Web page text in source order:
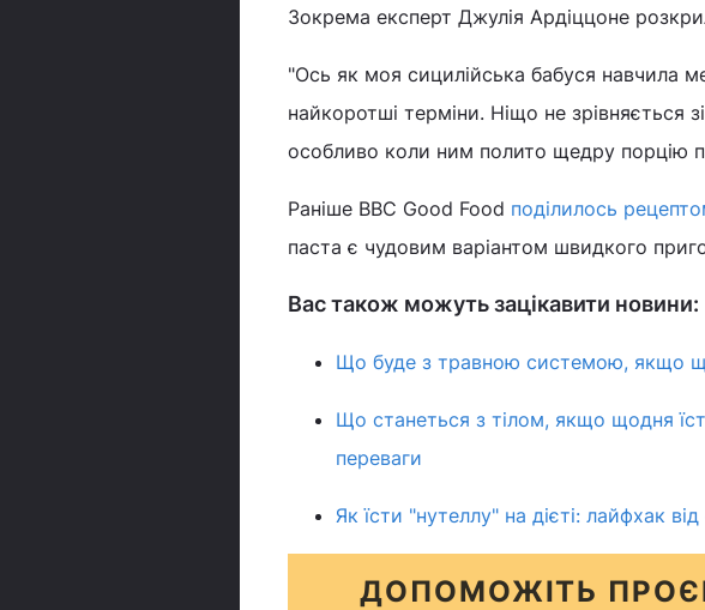
Зокрема експерт Джулія Ардіццоне
"Ось як моя сицилійська бабуся навчила
найкоротші терміни. Ніщо не
особливо коли ним полито щедру порцію
Раніше BBC Good Food поділилось
паста є чудовим варіантом швидкого
Вас також можуть зацікавити новини:
Що буде з травною системою, якщо
Що станеться з тілом, якщо щодня
переваги
Як їсти "нутеллу" на дієті: лайфхак
ДОПОМОЖІТЬ